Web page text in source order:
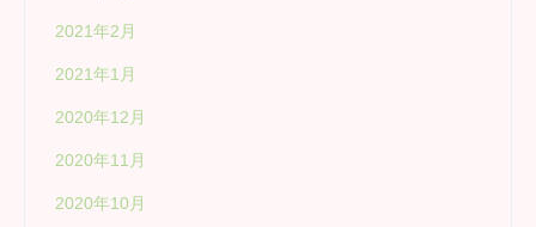
2021年2月
2021年1月
2020年12月
2020年11月
2020年10月